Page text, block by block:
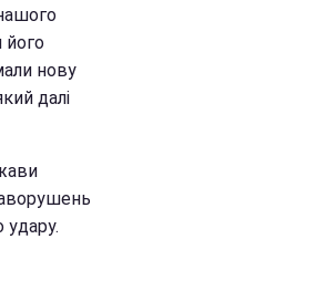
його
нову
далі
удару.